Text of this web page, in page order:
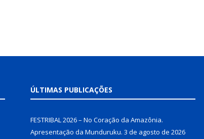
ÚLTIMAS PUBLICAÇÕES
FESTRIBAL 2026 – No Coração da Amazônia.
Apresentação da Munduruku. 3 de agosto de 2026